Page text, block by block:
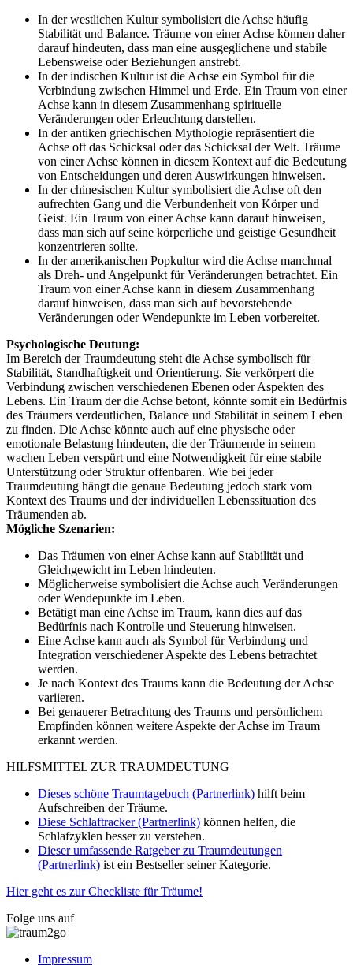
In der westlichen Kultur symbolisiert die Achse häufig
Stabilität und Balance. Träume von einer Achse können daher
darauf hindeuten, dass man eine ausgeglichene und stabile
Lebensweise oder Beziehungen anstrebt.
In der indischen Kultur ist die Achse ein Symbol für die
Verbindung zwischen Himmel und Erde. Ein Traum von einer
Achse kann in diesem Zusammenhang spirituelle
Veränderungen oder Erleuchtung darstellen.
In der antiken griechischen Mythologie repräsentiert die
Achse oft das Schicksal oder das Schicksal der Welt. Träume
von einer Achse können in diesem Kontext auf die Bedeutung
von Entscheidungen und deren Auswirkungen hinweisen.
In der chinesischen Kultur symbolisiert die Achse oft den
aufrechten Gang und die Verbundenheit von Körper und
Geist. Ein Traum von einer Achse kann darauf hinweisen,
dass man sich auf seine körperliche und geistige Gesundheit
konzentrieren sollte.
In der amerikanischen Popkultur wird die Achse manchmal
als Dreh- und Angelpunkt für Veränderungen betrachtet. Ein
Traum von einer Achse kann in diesem Zusammenhang
darauf hinweisen, dass man sich auf bevorstehende
Veränderungen oder Wendepunkte im Leben vorbereitet.
Psychologische Deutung:
Im Bereich der Traumdeutung steht die Achse symbolisch für
Stabilität, Standhaftigkeit und Orientierung. Sie verkörpert die
Verbindung zwischen verschiedenen Ebenen oder Aspekten des
Lebens. Ein Traum der die Achse betont, könnte somit ein Bedürfnis
des Träumers verdeutlichen, Balance und Stabilität in seinem Leben
zu finden. Die Achse könnte auch auf eine physische oder
emotionale Belastung hindeuten, die der Träumende in seinem
wachen Leben verspürt und eine Notwendigkeit für eine stabile
Unterstützung oder Struktur offenbaren. Wie bei jeder
Traumdeutung hängt die genaue Bedeutung jedoch stark vom
Kontext des Traums und der individuellen Lebenssituation des
Träumenden ab.
Mögliche Szenarien:
Das Träumen von einer Achse kann auf Stabilität und
Gleichgewicht im Leben hindeuten.
Möglicherweise symbolisiert die Achse auch Veränderungen
oder Wendepunkte im Leben.
Betätigt man eine Achse im Traum, kann dies auf das
Bedürfnis nach Kontrolle und Steuerung hinweisen.
Eine Achse kann auch als Symbol für Verbindung und
Integration verschiedener Aspekte des Lebens betrachtet
werden.
Je nach Kontext des Traums kann die Bedeutung der Achse
variieren.
Bei genauerer Betrachtung des Traums und persönlichem
Empfinden können weitere Aspekte der Achse im Traum
erkannt werden.
HILFSMITTEL ZUR TRAUMDEUTUNG
Dieses schöne Traumtagebuch (Partnerlink) hilft beim
Aufschreiben der Träume.
Diese Schlaftracker (Partnerlink) können helfen, die
Schlafzyklen besser zu verstehen.
Dieser umfassende Ratgeber zu Traumdeutungen
(Partnerlink) ist ein Bestseller seiner Kategorie.
Hier geht es zur Checkliste für Träume!
Folge uns auf
Impressum